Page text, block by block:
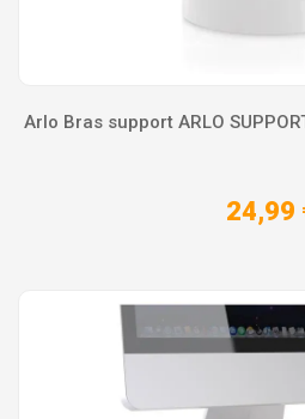
Arlo Bras support ARLO
24,99